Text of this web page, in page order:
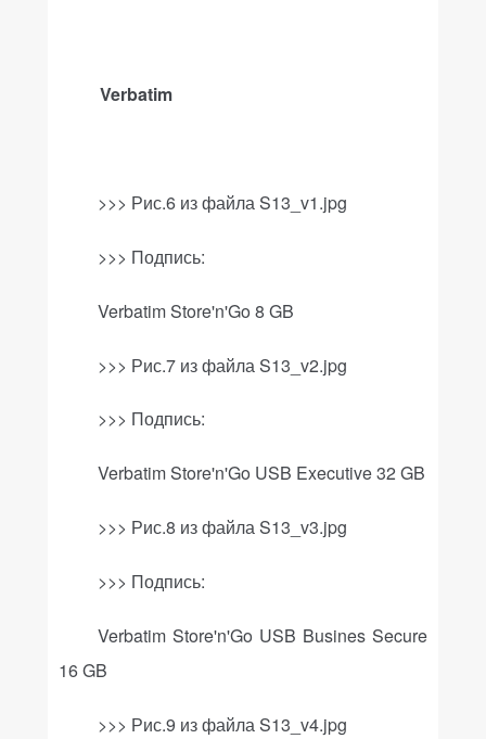
Verbatim
>>> Рис.6 из файлаS13_ v1.jpg
>>> Подпись:
Verbatim Store'n'Go 8 GB
>>> Рис.7 из файла S13_v2.jpg
>>> Подпись:
Verbatim Store'n'Go USB Executive 32 GB
>>> Рис.8 из файлаS13_ v3.jpg
>>> Подпись:
Verbatim Store'n'Go USB Busines Secure
16 GB
>>> Рис.9 из файлаS13_ v4.jpg